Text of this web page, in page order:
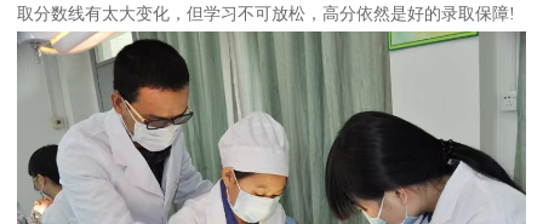
取分数线有太大变化，但学习不可放松，高分依然是好的录取保障!